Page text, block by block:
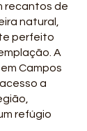
recantos de
natural,
perfeito
A
Campos
a
refúgio